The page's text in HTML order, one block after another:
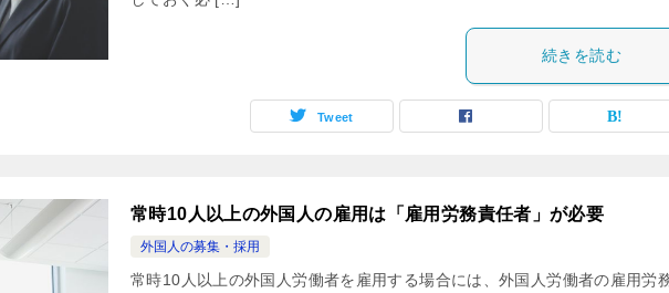
続きを読む
Tweet
常時10人以上の外国人の雇用は「雇用労務責任者」が必要
外国人の募集・採用
常時10人以上の外国人労働者を雇用する場合には、外国人労働者の雇用労